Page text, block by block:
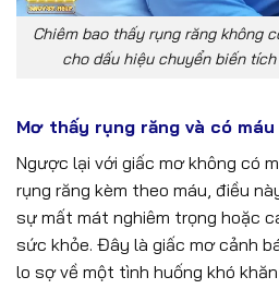
Chiêm bao thấy rụng răng không
cho dấu hiệu chuyển biến
Mơ thấy rụng răng và có máu
Ngược lại với giấc mơ không có
rụng răng kèm theo máu, điều
sự mất mát nghiêm trọng hoặc
sức khỏe. Đây là giấc mơ cảnh
lo sợ về một tình huống khó